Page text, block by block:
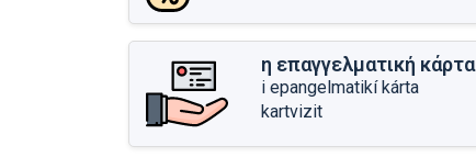
η επαγγελματική κάρτα
i epangelmatikí kárta
kartvizit